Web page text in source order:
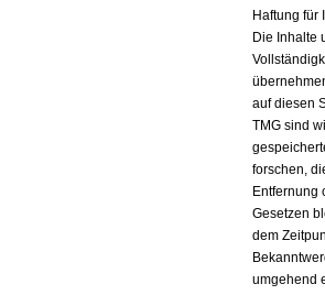
Haftung für
Die Inhalte
auf diesen
TMG sind
forschen,
Entfernung
Gesetzen
dem
umgehend